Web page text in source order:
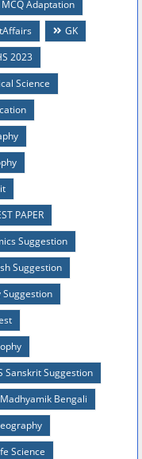
Adaptation
GK
2023
Science
PAPER
Suggestion
Suggestion
Suggestion
Sanskrit Suggestion
Madhyamik Bengali
Science